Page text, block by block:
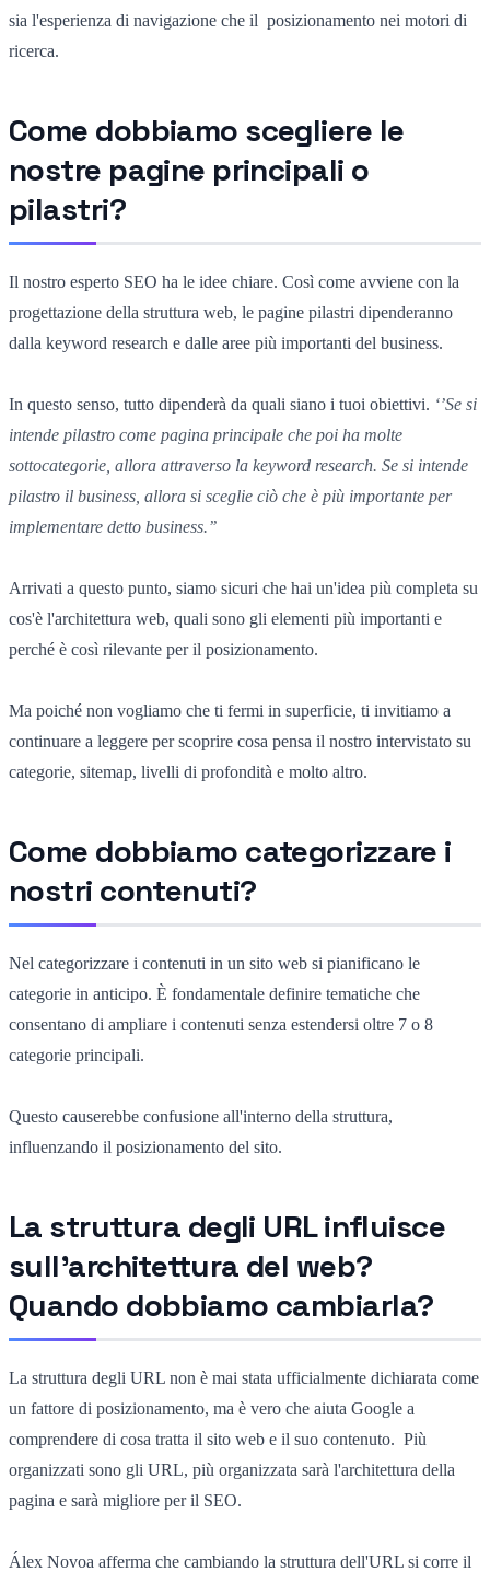
sia l'esperienza di navigazione che il posizionamento nei motori di
ricerca.
Come dobbiamo scegliere le
nostre pagine principali o
pilastri?
Il nostro esperto SEO ha le idee chiare. Così come avviene con la
progettazione della struttura web, le pagine pilastri dipenderanno
dalla keyword research e dalle aree più importanti del business.
In questo senso, tutto dipenderà da quali siano i tuoi obiettivi. ‘’Se si
intende pilastro come pagina principale che poi ha molte
sottocategorie, allora attraverso la keyword research. Se si intende
pilastro il business, allora si sceglie ciò che è più importante per
implementare detto business.’’
Arrivati a questo punto, siamo sicuri che hai un'idea più completa su
cos'è l'architettura web, quali sono gli elementi più importanti e
perché è così rilevante per il posizionamento.
Ma poiché non vogliamo che ti fermi in superficie, ti invitiamo a
continuare a leggere per scoprire cosa pensa il nostro intervistato su
categorie, sitemap, livelli di profondità e molto altro.
Come dobbiamo categorizzare i
nostri contenuti?
Nel categorizzare i contenuti in un sito web si pianificano le
categorie in anticipo. È fondamentale definire tematiche che
consentano di ampliare i contenuti senza estendersi oltre 7 o 8
categorie principali.
Questo causerebbe confusione all'interno della struttura,
influenzando il posizionamento del sito.
La struttura degli URL influisce
sull'architettura del web?
Quando dobbiamo cambiarla?
La struttura degli URL non è mai stata ufficialmente dichiarata come
un fattore di posizionamento, ma è vero che aiuta Google a
comprendere di cosa tratta il sito web e il suo contenuto. Più
organizzati sono gli URL, più organizzata sarà l'architettura della
pagina e sarà migliore per il SEO.
Álex Novoa afferma che cambiando la struttura dell'URL si corre il